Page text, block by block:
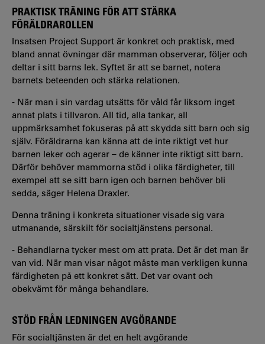
PRAKTISK TRÄNING FÖR ATT STÄRKA
FÖRÄLDRAROLLEN
Insatsen Project Support är konkret och praktisk, med
bland annat övningar där mamman observerar, följer och
deltar i sitt barns lek. Syftet är att se barnet, notera
barnets beteenden och stärka relationen.
- När man i sin vardag utsätts för våld får liksom inget
annat plats i tillvaron. All tid, alla tankar, all
uppmärksamhet fokuseras på att skydda sitt barn och sig
själv. Föräldrarna kan känna att de inte riktigt vet hur
barnen leker och agerar – de känner inte riktigt sitt barn.
Därför behöver mammorna stöd i olika färdigheter, till
exempel att se sitt barn igen och barnen behöver bli
sedda, säger Helena Draxler.
Denna träning i konkreta situationer visade sig vara
utmanande, särskilt för socialtjänstens personal.
- Behandlarna tycker mest om att prata. Det är det man är
van vid. När man visar något måste man verkligen kunna
färdigheten på ett konkret sätt. Det var ovant och
obekvämt för många behandlare.
STÖD FRÅN LEDNINGEN AVGÖRANDE
För socialtjänsten är det en helt avgörande